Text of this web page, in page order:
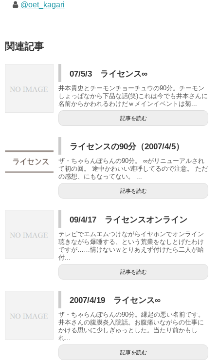
@oet_kagari
関連記事
07/5/3 ライセンス∞
井本貴史とチーモンチョーチュウの90分。チーモン
しょっぱなから下品な話(笑)これは今でも井本さんに
名前からかわれるわけだｗメインイベントは菊...
記事を読む
ライセンスの90分（2007/4/5）
ザ・ちゃらんぽらんの90分。 ∞がリニューアルされ
て初の回。 途中かわいい連呼してるので注意。 ただ
の感想、にもなってない。 ...
記事を読む
09/4/17 ライセンスオンライン
テレビでエムエムつけながらイヤホンでオンライン
聴きながら爆睡する、という荒業をなしとげたわけ
ですが……情けないｗとりあえず付けたら二人が給
付...
記事を読む
2007/4/19 ライセンス∞
ザ・ちゃらんぽらんの90分。縁起の悪い名前です。
井本さんの腹膜炎入院話。お腹痛いながらの仕事に
かける思いに少しぎゅっとした。当たり前かもし
れ...
記事を読む